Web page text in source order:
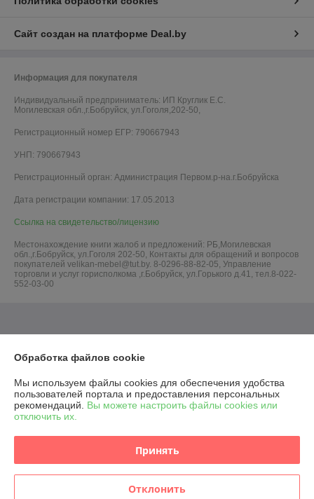
Сайт создан на платформе Deal.by
Информация для покупателя
Индивидуальный предприниматель: ИП Круглик Е.С.
Могилевская обл.,г.Бобруйск, ул.Гоголя,202-50,
Регистрационный номер ЕГР: 790667943
УНП: 790667943
Регистрационный орган: Администрация Первом.р-на.г.Бобруйска
Дата регистрации компании: 17.05.2013
Ссылка на свидетельство/лицензию
Местонахождение книги жалоб и предложений: РБ,Могилевская
обл.,г.Бобруйск, ул.Гоголя 202-50, Контакты для обращений и вопросов
покупателей velikan-mebel@tut.by. 8-0296-88-82-05, Управление
торговли и услуг горисполкома ,г.Бобруйск, ул.Горького д.41, тел.8-022-
552-03-00
Обработка файлов cookie
Мы используем файлы cookies для обеспечения удобства
пользователей портала и предоставления персональных
рекомендаций. Вы можете настроить файлы cookies или
отключить их.
Принять
Отклонить